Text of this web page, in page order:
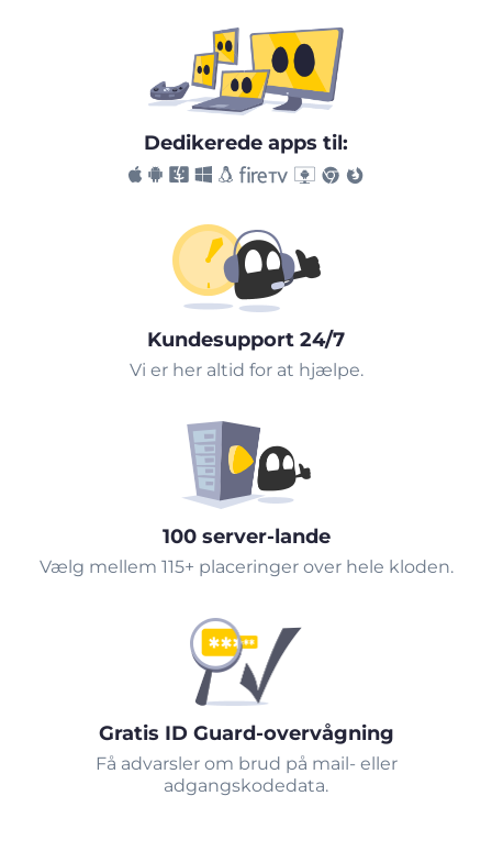
Dedikerede apps til:
Kundesupport 24/7
Vi er her altid for at hjælpe.
100 server-lande
Vælg mellem 115+ placeringer over hele kloden.
Gratis ID Guard-overvågning
Få advarsler om brud på mail- eller
adgangskodedata.